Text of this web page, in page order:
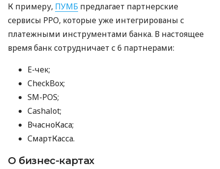
К примеру, ПУМБ предлагает партнерские
сервисы РРО, которые уже интегрированы с
платежными инструментами банка. В настоящее
время банк сотрудничает с 6 партнерами:
E-чек;
CheckBox;
SM-POS;
Cashalot;
ВчасноКаса;
СмартКасса.
О бизнес-картах